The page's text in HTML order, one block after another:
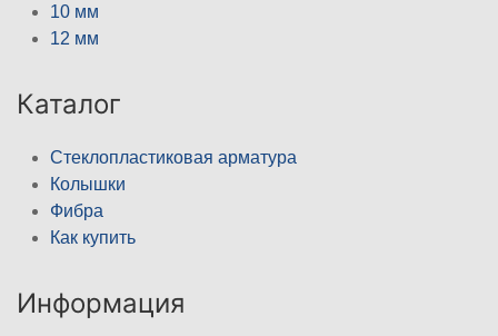
10 мм
12 мм
Каталог
Стеклопластиковая арматура
Колышки
Фибра
Как купить
Информация